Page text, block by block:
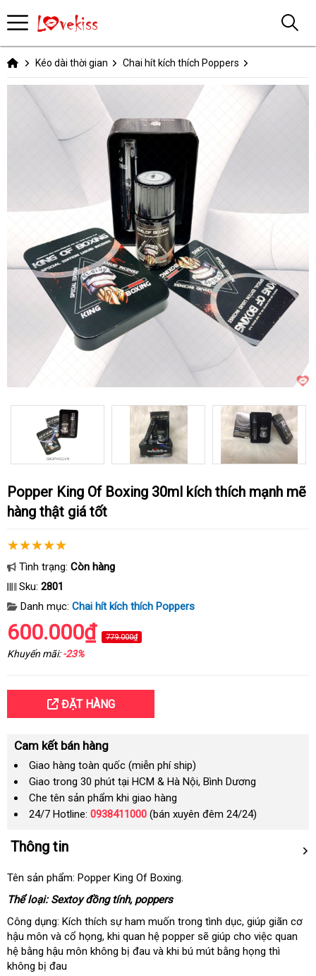
Kéo dài thời gian Chai hít kích thích Poppers
Popper King Of Boxing 30ml kích thích mạnh mẽ
hàng thật giá tốt
Tình trạng: Còn hàng
Sku: 2801
Danh mục: Chai hít kích thích Poppers
600.000₫ 779.000₫
Khuyến mãi:-23%
ĐẶT HÀNG
Cam kết bán hàng
Giao hàng toàn quốc (miễn phí ship)
Giao trong 30 phút tại HCM & Hà Nội, Bình Dương
Che tên sản phẩm khi giao hàng
24/7 Hotline: 0938411000 (bán xuyên đêm 24/24)
Thông tin
Tên sản phẩm: Popper King Of Boxing.
Thể loại: Sextoy đồng tính, poppers
Công dụng: Kích thích sự ham muốn trong tình dụcmới
nhất
, giúp giãn cơ
hậu môn giảm
giá
và cổ họngbình
luận
, khi quan hệ popper lớn
sẽ giúp cho việc quan
hệ bằng hậu môn không bị đau nội
và khi bú mút bằng họng tiết
thì
không bị đau